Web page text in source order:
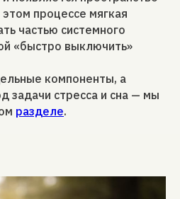
процессе мягкая
частью системного
«быстро выключить»
компоненты, а
задачи стресса и сна — мы
разделе.